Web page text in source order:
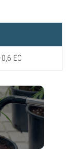
EC